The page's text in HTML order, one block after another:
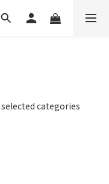
categories